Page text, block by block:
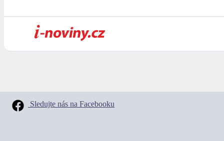
Sledujte nás na Facebooku